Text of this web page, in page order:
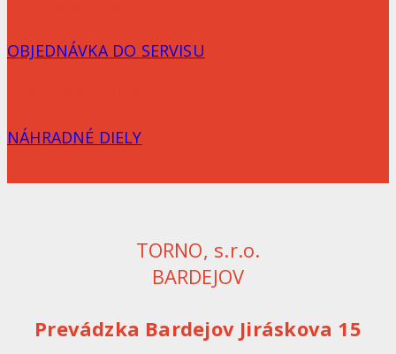
OBJEDNÁVKA DO SERVISU
NÁHRADNÉ DIELY
TORNO, s.r.o.
BARDEJOV
Prevádzka Bardejov Jiráskova 15